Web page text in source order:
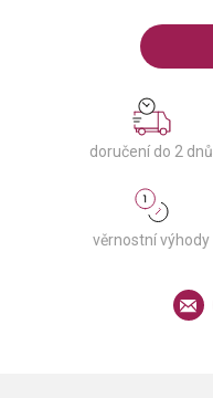
doručení do 2 dnů
věrnostní výhody